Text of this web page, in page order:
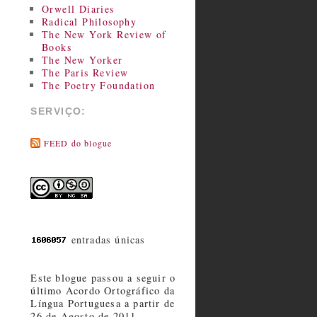
Orwell Diaries
Radical Philosophy
The New York Review of
Books
The New Yorker
The Paris Review
The Poetry Foundation
SERVIÇO:
FEED do blogue
entradas únicas
Este blogue passou a seguir o
último Acordo Ortográfico da
Língua Portuguesa a partir de